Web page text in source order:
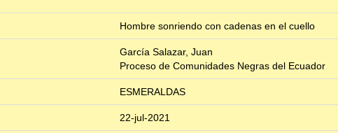
Hombre sonriendo con cadenas en el cuello
García Salazar, Juan
Proceso de Comunidades Negras del Ecuador
ESMERALDAS
22-jul-2021